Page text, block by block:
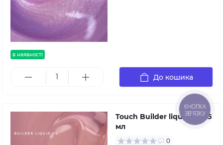
в наявності
До кошика
Touch Builder liquid 06, 15
мл
0
КНОПКА
ЗВ'ЯЗКУ